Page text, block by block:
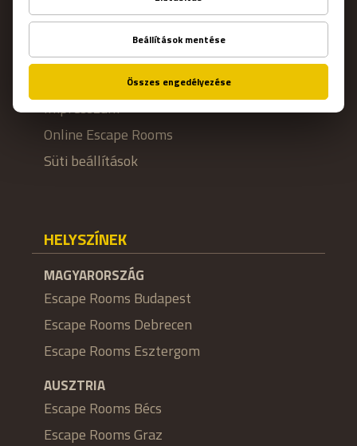
GYIK
Franchise
Impresszum
Online Escape Rooms
Süti beállítások
HELYSZÍNEK
MAGYARORSZÁG
Escape Rooms Budapest
Escape Rooms Debrecen
Escape Rooms Esztergom
AUSZTRIA
Escape Rooms Bécs
Escape Rooms Graz